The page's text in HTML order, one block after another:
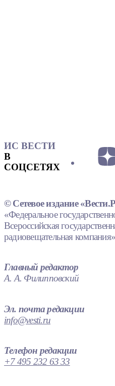
ИС ВЕСТИ
В
СОЦСЕТЯХ
© Сетевое издание
«Федеральное
Всероссийская
радиовещательная
Главный редактор
А. А. Филипповский
Эл. почта редакции
info@vesti.ru
Телефон редакции
+7 495 232 63 33